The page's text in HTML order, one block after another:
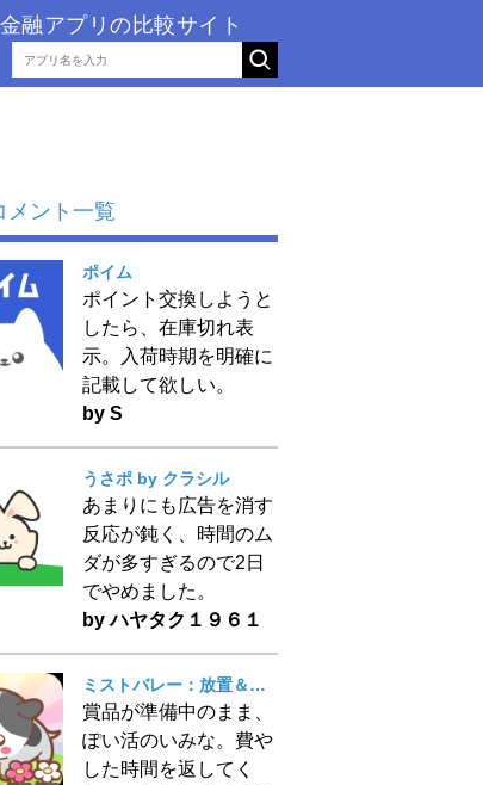
融アプリの比較サイト
メント一覧
ポイム
ポイント交換しようと
したら、在庫切れ表
示。入荷時期を明確に
記載して欲しい。
by S
うさポ by クラシル
あまりにも広告を消す
反応が鈍く、時間のム
ダが多すぎるので2日
でやめました。
by ハヤタク１９６１
ミストバレー：放置＆マージで動物育成
賞品が準備中のまま、
ぽい活のいみな。費や
した時間を返してく